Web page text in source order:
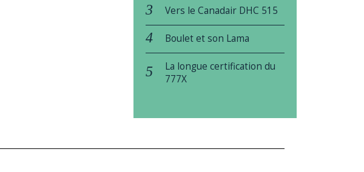
Vers le Canadair DHC 515
Boulet et son Lama
La longue certification du
777X